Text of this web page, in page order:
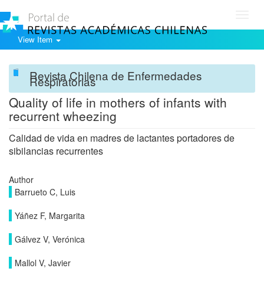
View Item
Revista Chilena de Enfermedades
Respiratorias
Quality of life in mothers of infants with
recurrent wheezing
Calidad de vida en madres de lactantes portadores de
sibilancias recurrentes
Author
Barrueto C, Luis
Yáñez F, Margarita
Gálvez V, Verónica
Mallol V, Javier